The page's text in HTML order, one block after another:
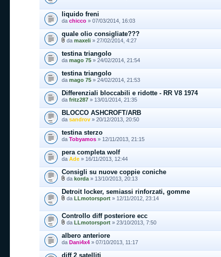
liquido freni
da chicco » 07/03/2014, 16:03
quale olio consigliate???
da maxeli » 27/02/2014, 4:27
testina triangolo
da mago 75 » 24/02/2014, 21:54
testina triangolo
da mago 75 » 24/02/2014, 21:53
Differenziali bloccabili e ridotte - RR V8 1974
da fritz287 » 13/01/2014, 21:35
BLOCCO ASHCROFT/ARB
da sandrov » 20/12/2013, 20:50
testina sterzo
da Tobyamos » 12/11/2013, 21:15
pera completa wolf
da Ade » 16/11/2013, 12:44
Consigli su nuove coppie coniche
da korda » 13/10/2013, 20:13
Detroit locker, semiassi rinforzati, gomme
da LLmotorsport » 12/11/2012, 23:14
Controllo diff posteriore ecc
da LLmotorsport » 23/10/2013, 7:50
albero anteriore
da Dani4x4 » 07/10/2013, 11:17
diff 2 satelliti